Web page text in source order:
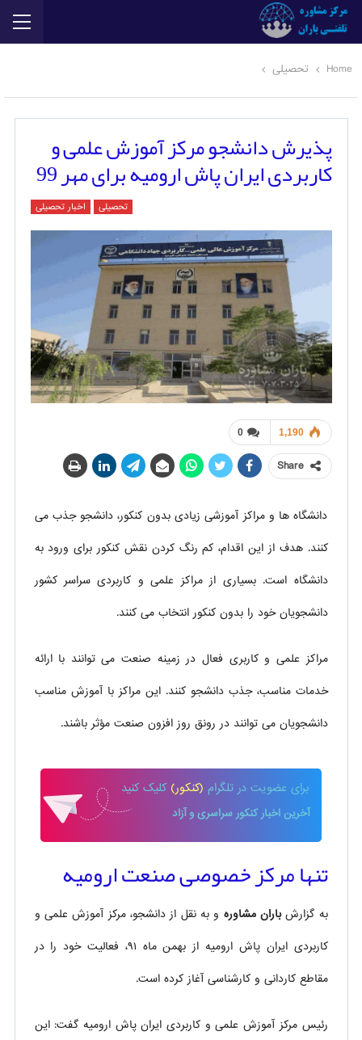
Home تحصیلی
پذیرش دانشجو مرکز آموزش علمی و
کاربردی ایران پاش ارومیه برای مهر 99
تحصیلی اخبار تحصیلی
0 1,190
Share
دانشگاه ها و مراکز آموزشی زیادی بدون کنکور، دانشجو جذب می
کنند. هدف از این اقدام، کم رنگ کردن نقش کنکور برای ورود به
دانشگاه است. بسیاری از مراکز علمی و کاربردی سراسر کشور
دانشجویان خود را بدون کنکور انتخاب می کنند.
مراکز علمی و کاربری فعال در زمینه صنعت می توانند با ارائه
خدمات مناسب، جذب دانشجو کنند. این مراکز با آموزش مناسب
دانشجویان می توانند در رونق روز افزون صنعت مؤثر باشند.
برای عضویت در تلگرام (کنکور) کلیک کنید
آخرین اخبار کنکور سراسری و آزاد
تنها مرکز خصوصی صنعت ارومیه
به گزارشباران مشاوره و به نقل از دانشجو، مرکز آموزش علمی و
کاربردی ایران پاش ارومیه از بهمن ماه ۹۱، فعالیت خود را در
مقاطع کاردانی و کارشناسی آغاز کرده است.
رئیس مرکز آموزش علمی و کاربردی ایران پاش ارومیه گفت: این